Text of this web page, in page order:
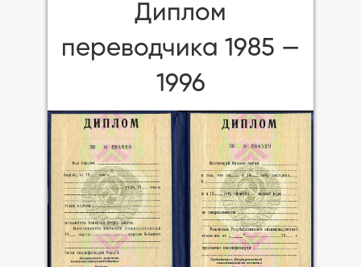
Диплом
переводчика 1985 —
1996